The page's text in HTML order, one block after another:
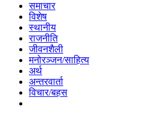
समाचार
विशेष
स्थानीय
राजनीति
जीवनशैली
मनोरञ्जन/साहित्य
अर्थ
अन्तरवार्ता
विचार/बहस